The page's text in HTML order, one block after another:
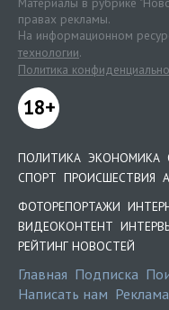
правах рекламы.
На информационном
технологии.
Политика
18+
ПОЛИТИКА ЭКОНОМИКА
СПОРТ ПРОИСШЕСТВИЯ
ФОТОРЕПОРТАЖИ
ВИДЕОКОНТЕНТ
РЕЙТИНГ НОВОСТЕЙ
Главная Подписка
Написать нам